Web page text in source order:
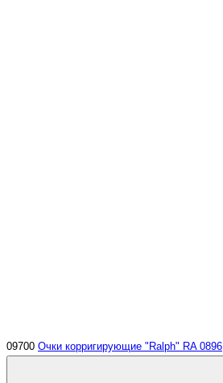
09700 Очки корригирующие "Ralph" RA 0896